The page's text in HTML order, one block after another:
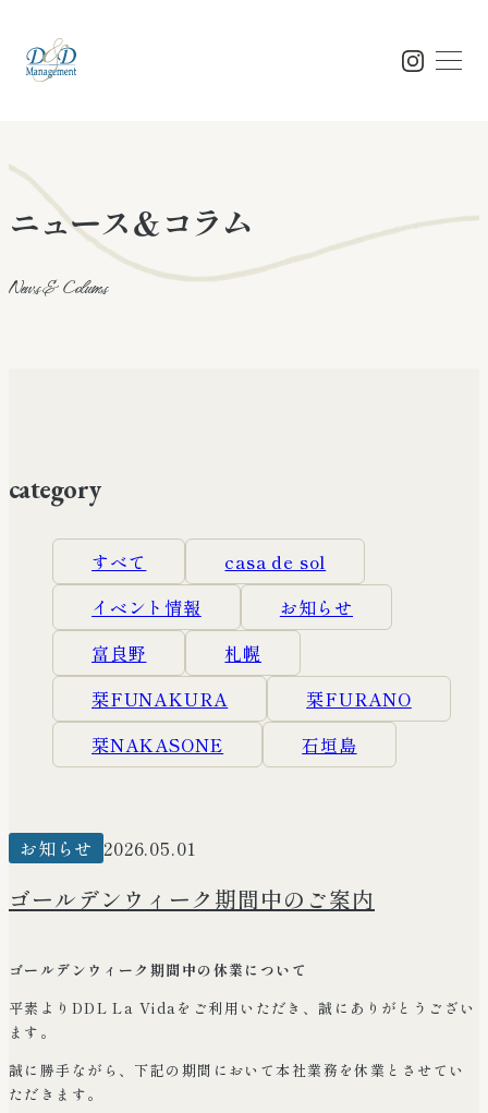
Top トップ
Workation
Facility & reserve 施設紹介・ご予約
News & Columsニュース・コラム
Company
ニュース＆コラム
News & Colums
category
すべて
casa de sol
イベント情報
お知らせ
富良野
札幌
栞FUNAKURA
栞FURANO
栞NAKASONE
石垣島
お知らせ 2026.05.01
ゴールデンウィーク期間中のご案内
ゴールデンウィーク期間中の休業について
平素よりDDL La Vidaをご利用いただき、誠にありがとうござい
ます。
誠に勝手ながら、下記の期間において本社業務を休業とさせてい
ただきます。